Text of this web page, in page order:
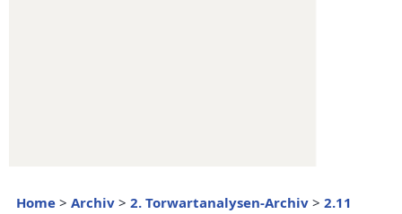
Home > Archiv > 2. Torwartanalysen-Archiv > 2.11